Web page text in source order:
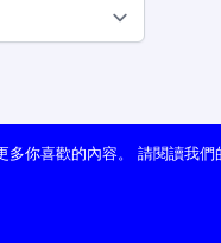
你喜歡的內容。 請閱讀我們